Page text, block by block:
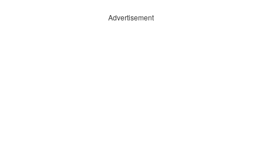
Advertisement